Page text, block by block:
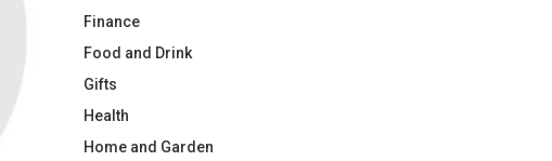
Finance
Food and Drink
Gifts
Health
Home and Garden